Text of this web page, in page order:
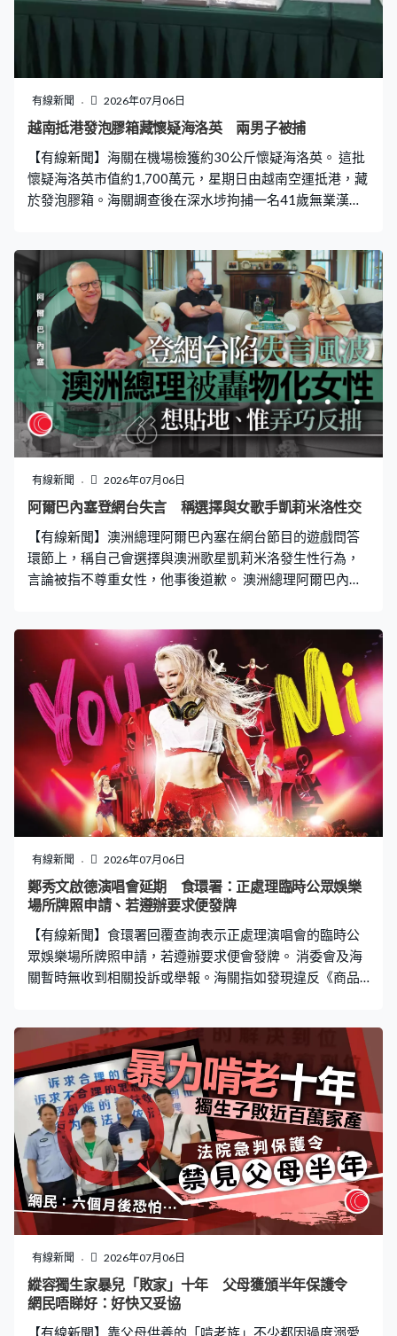
橫州市副市長肖彩：「雲表那邊有個指揮部，校椅鎮這裡
有個指揮部，現在總指揮部轉移到雲表鎮那邊。因為兩個
水庫的水下來最終是匯到雲表江，再出到郁江，（現在主
要工作是）轉移轉群，裡面安全的群眾給他運送物資。」
南寧市主城區出現嚴重內澇，武警廣西總隊大批官兵趕到
逐戶排查，協助被困群眾撤離。而在防城港市，暴雨導致
供電線路受損，南方電網派出逾1,100人緊急搶修，當地醫
院優先將危急病患轉移。防城港市防城區人民醫院院長黃
居斌：「因為我們醫院停電了，現在的
有線新聞 2026年07月06日
越南抵港發泡膠箱藏懷疑海洛英 兩男子被捕
【有線新聞】海關在機場檢獲約30公斤懷疑海洛英。 這批
懷疑海洛英市值約1,700萬元，星期日由越南空運抵港，藏
於發泡膠箱。海關調查後在深水埗拘捕一名41歲無業漢及
有線新聞 2026年07月06日
阿爾巴內塞登網台失言 稱選擇與女歌手凱莉米洛性交
【有線新聞】澳洲總理阿爾巴內塞在網台節目的遊戲問答
環節上，稱自己會選擇與澳洲歌星凱莉米洛發生性行為，
言論被指不尊重女性，他事後道歉。 澳洲總理阿爾巴內塞
密行為分別選取不同對象。阿爾巴內塞：「（我們現在來
到快問快答環節，每位嘉賓均會被問及「性行為、結婚、
約會」，凱莉米洛、妮歌潔曼或伯奇莫爾？）我可是剛結
婚，只是新婚6個月。（那麼，如果這段婚姻失敗，我們先
假設一下。）噢，那當然是凱莉米洛。（你會娶凱莉米
洛，並與她有性行為和約會？）以上皆是。（好的，這是
個大三元。）她非常棒。（好的，這倒也說得過去。）」
阿爾巴內塞有關凱莉米洛的言論受到多方批評，認為他應
以身作則拒絕回答這類帶有性別歧視的提問。阿爾巴內塞
事後發表一句簡短聲明，稱為言論明確地道歉。有輿論指
阿爾巴內塞嘗試透過網媒訪問展現貼近大眾的一面，卻是
弄巧反拙，不但失去國家領袖應有風範，反而予人物化女
性的形象。 阿爾巴內塞也在節目上被問及在海外出訪時，
高市早苗訪澳時，對方為了感謝澳洲解禁哈密瓜進
有線新聞 2026年07月06日
鄭秀文啟德演唱會延期 食環署：正處理臨時公眾娛樂
場所牌照申請、若遵辦要求便發牌
【有線新聞】食環署回覆查詢表示正處理演唱會的臨時公
眾娛樂場所牌照申請，若遵辦要求便會發牌。 消委會及海
關暫時無收到相關投訴或舉報。海關指如發現違反《商品
有線新聞 2026年07月06日
縱容獨生家暴兒「敗家」十年 父母獲頒半年保護令
網民唔睇好：好快又妥協
【有線新聞】靠父母供養的「啃老族」不少都因過度溺愛